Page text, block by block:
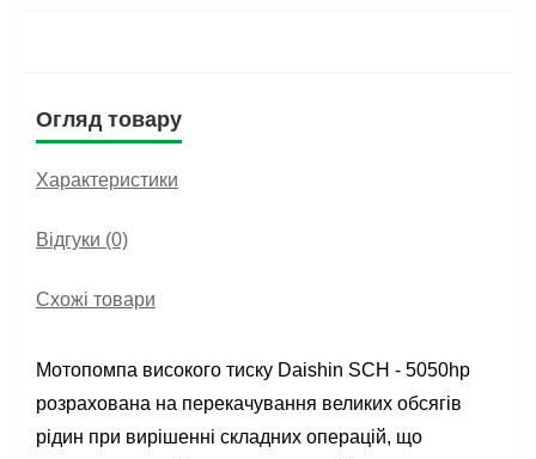
Огляд товару
Характеристики
Відгуки (0)
Схожі товари
Мотопомпа високого тиску Daishin SCH - 5050hp
розрахована на перекачування великих обсягів
рідин при вирішенні складних операцій, що